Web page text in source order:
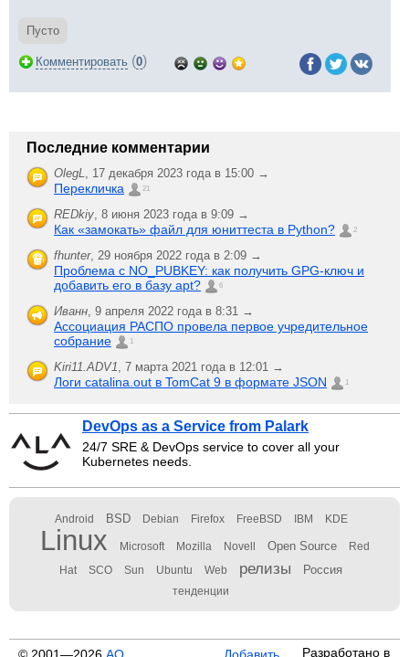
Пусто
Комментировать (0)
Последние комментарии
OlegL, 17 декабря 2023 года в 15:00 →
Перекличка 21
REDkiy, 8 июня 2023 года в 9:09 →
Как «замокать» файл для юниттеста в Python? 2
fhunter, 29 ноября 2022 года в 2:09 →
Проблема с NO_PUBKEY: как получить GPG-ключ и
добавить его в базу apt?
6
Иванн, 9 апреля 2022 года в 8:31 →
Ассоциация РАСПО провела первое учредительное
собрание
1
Kiri11.ADV1, 7 марта 2021 года в 12:01 →
Логи catalina.out в TomCat 9 в формате JSON 1
DevOps as a Service from Palark
24/7 SRE & DevOps service to cover all your
Kubernetes needs.
Android BSD Debian Firefox FreeBSD IBM KDE
Linux Microsoft Mozilla Novell Open Source Red
Hat SCO Sun Ubuntu Web релизы Россия
тенденции
Разработано в